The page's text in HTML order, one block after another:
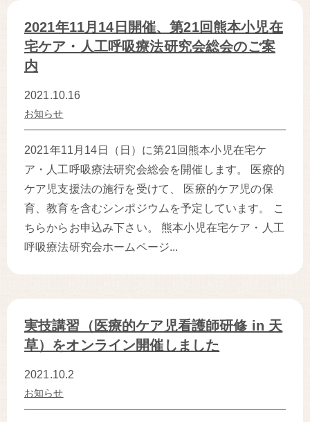
2021年11月14日開催、第21回熊本小児在
宅ケア・人工呼吸療法研究会総会のご案
内
2021.10.16
お知らせ
2021年11月14日（日）に第21回熊本小児在宅ケ
ア・人工呼吸療法研究会総会を開催します。 医療的
ケア児支援法の施行を受けて、 医療的ケア児の保
育、教育を含むシンポジウムを予定しています。 こ
ちらからお申込み下さい。 熊本小児在宅ケア・人工
呼吸療法研究会ホームページ...
実技講習（医療的ケア児看護師研修 in 天
草）をオンライン開催しました
2021.10.2
お知らせ